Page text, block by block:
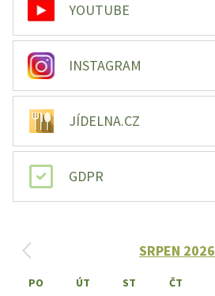
YOUTUBE
INSTAGRAM
JÍDELNA.CZ
GDPR
SRPEN 2026
PO ÚT ST ČT